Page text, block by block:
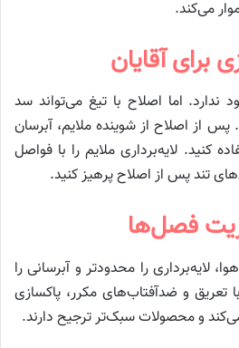
می‌کند.
برای آقایان
ندارد. اما اصلاح با تیغ می‌تواند سد
از اصلاح از شوینده ملایم، آبرسان
کنید. لایه‌برداری ملایم را با فواصل
تند پس از اصلاح پرهیز کنید.
فصل‌ها
لایه‌برداری را محدودتر و آبرسانی را
تعریق و ضدآفتاب‌های مکرر، پاکسازی
و محصولات سبک‌تر ترجیح دارند.